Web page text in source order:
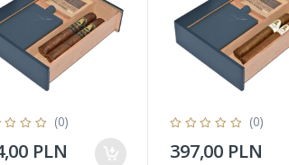
(0)
PLN
(0)
397,00 PLN